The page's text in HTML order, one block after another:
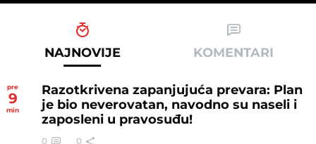
NAJNOVIJE KOMENTARI
pre
9
min
Razotkrivena zapanjujuća prevara: Plan
je bio neverovatan, navodno su naseli i
zaposleni u pravosuđu!
0 0